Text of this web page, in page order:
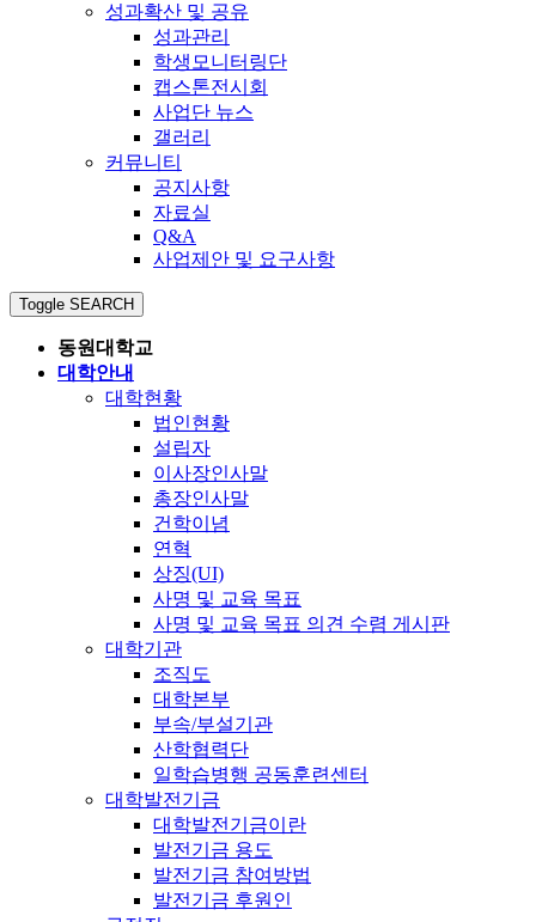
성과확산 및 공유
성과관리
학생모니터링단
캡스톤전시회
사업단 뉴스
갤러리
커뮤니티
공지사항
자료실
Q&A
사업제안 및 요구사항
Toggle SEARCH
동원대학교
대학안내
대학현황
법인현황
설립자
이사장인사말
총장인사말
건학이념
연혁
상징(UI)
사명 및 교육 목표
사명 및 교육 목표 의견 수렴 게시판
대학기관
조직도
대학본부
부속/부설기관
산학협력단
일학습병행 공동훈련센터
대학발전기금
대학발전기금이란
발전기금 용도
발전기금 참여방법
발전기금 후원인